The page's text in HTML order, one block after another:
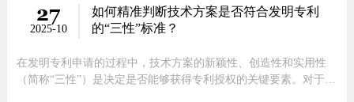
27
2025-10
如何精准判断技术方案是否符合发明专利
的“三性”标准？
在发明专利申请的过程中，技术方案的新颖性、创造性和实用性
（简称“三性”）是决定是否能够获得专利授权的关键要素。对于创